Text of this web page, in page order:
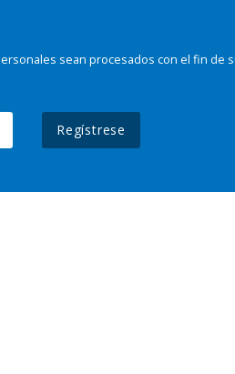
sean procesados con el fin
Regístrese